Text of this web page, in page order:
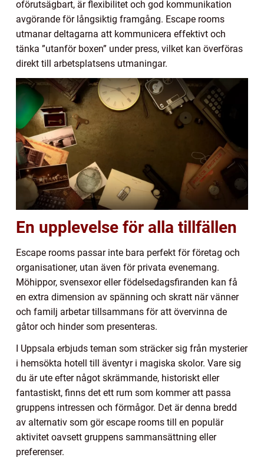
oförutsägbart, är flexibilitet och god kommunikation
avgörande för långsiktig framgång. Escape rooms
utmanar deltagarna att kommunicera effektivt och
tänka ”utanför boxen” under press, vilket kan överföras
direkt till arbetsplatsens utmaningar.
En upplevelse för alla tillfällen
Escape rooms passar inte bara perfekt för företag och
organisationer, utan även för privata evenemang.
Möhippor, svensexor eller födelsedagsfiranden kan få
en extra dimension av spänning och skratt när vänner
och familj arbetar tillsammans för att övervinna de
gåtor och hinder som presenteras.
I Uppsala erbjuds teman som sträcker sig från mysterier
i hemsökta hotell till äventyr i magiska skolor. Vare sig
du är ute efter något skrämmande, historiskt eller
fantastiskt, finns det ett rum som kommer att passa
gruppens intressen och förmågor. Det är denna bredd
av alternativ som gör escape rooms till en populär
aktivitet oavsett gruppens sammansättning eller
preferenser.